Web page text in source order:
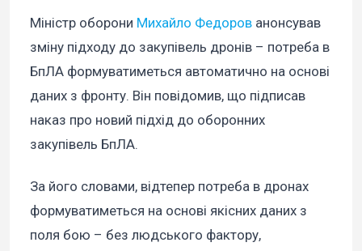
Міністр оборони Михайло Федоров анонсував
зміну підходу до закупівель дронів – потреба в
БпЛА формуватиметься автоматично на основі
даних з фронту. Він повідомив, що підписав
наказ про новий підхід до оборонних
закупівель БпЛА.
За його словами, відтепер потреба в дронах
формуватиметься на основі якісних даних з
поля бою – без людського фактору,